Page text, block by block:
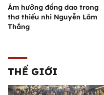
Âm hưởng đồng dao trong
thơ thiếu nhi Nguyễn Lãm
Thắng
THẾ GIỚI